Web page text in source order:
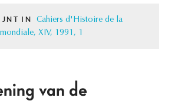
IN
Cahiers d'Histoire de la
XIV, 1991, 1
van de